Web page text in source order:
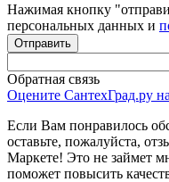
Нажимая кнопку
персональных данных и
Обратная связь
Оцените СантехГрад.ру
Если Вам понравилось
оставьте, пожалуйста,
Маркете! Это не займет
поможет повысить